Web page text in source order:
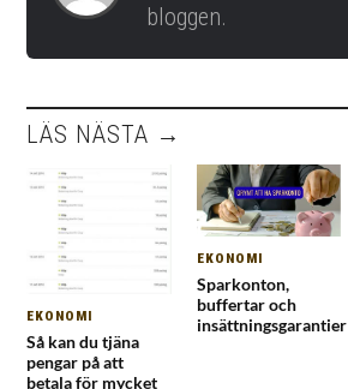
bloggen.
LÄS NÄSTA →
EKONOMI
Så kan du tjäna
pengar på att
betala för mycket
EKONOMI
Sparkonton,
buffertar och
insättningsgarantier